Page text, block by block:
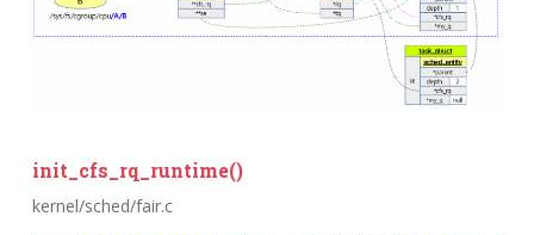
init_cfs_rq_runtime()
kernel/sched/fair.c